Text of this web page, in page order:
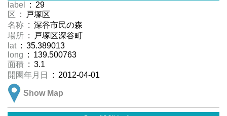
label
: 29
区 : 戸塚区
名称 : 深谷市民の森
場所 : 戸塚区深谷町
lat : 35.389013
long : 139.500763
面積 : 3.1
開園年月日
: 2012-04-01
Show Map